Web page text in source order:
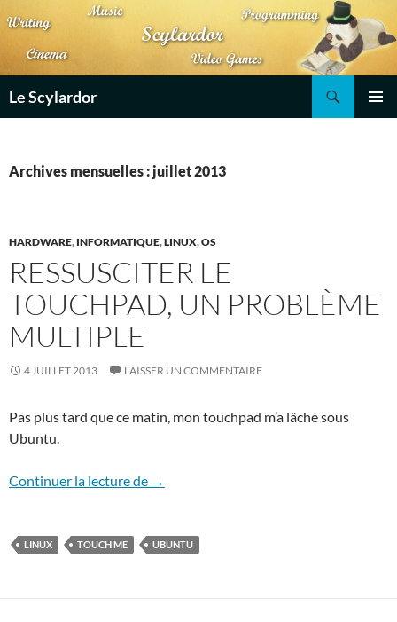
au
contenu
Le Scylardor
Archives mensuelles : juillet 2013
HARDWARE, INFORMATIQUE,LINUX,OS
RESSUSCITER LE
TOUCHPAD, UN PROBLÈME
MULTIPLE
4 JUILLET 2013 LAISSER UN COMMENTAIRE
Pas plus tard que ce matin, mon touchpad m’a lâché sous
Ubuntu.
Continuer la lecture de Ressusciter le touchpad, un problème
→
LINUX TOUCH ME UBUNTU